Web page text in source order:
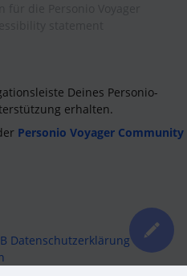
Deines Personio-
erhalten.
Personio Voyager Community
Datenschutzerklärung